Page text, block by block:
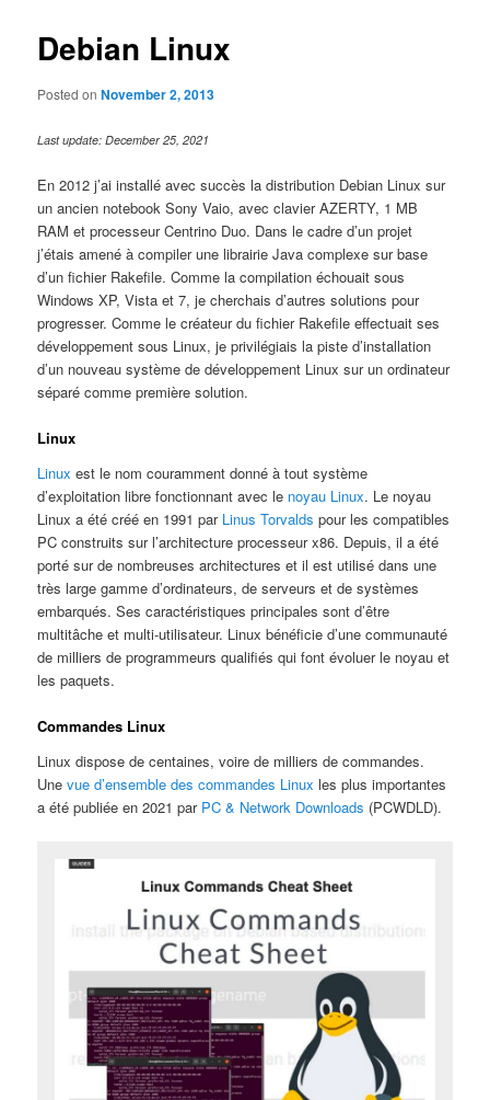
Debian Linux
Posted onNovember 2, 2013
Last update: December 25, 2021
En 2012 j’ai installé avec succès la distribution Debian Linux sur
un ancien notebook Sony Vaio, avec clavier AZERTY, 1 MB
RAM et processeur Centrino Duo. Dans le cadre d’un projet
j’étais amené à compiler une librairie Java complexe sur base
d’un fichier Rakefile. Comme la compilation échouait sous
Windows XP, Vista et 7, je cherchais d’autres solutions pour
progresser. Comme le créateur du fichier Rakefile effectuait ses
développement sous Linux, je privilégiais la piste d’installation
d’un nouveau système de développement Linux sur un ordinateur
séparé comme première solution.
Linux
Linux est le nom couramment donné à tout système
d’exploitation libre fonctionnant avec le noyau Linux. Le noyau
Linux a été créé en 1991 par Linus Torvalds pour les compatibles
PC construits sur l’architecture processeur x86. Depuis, il a été
porté sur de nombreuses architectures et il est utilisé dans une
très large gamme d’ordinateurs, de serveurs et de systèmes
embarqués. Ses caractéristiques principales sont d’être
multitâche et multi-utilisateur. Linux bénéficie d’une communauté
de milliers de programmeurs qualifiés qui font évoluer le noyau et
les paquets.
Commandes Linux
Linux dispose de centaines, voire de milliers de commandes.
Unevue d’ensemble des commandes Linux les plus importantes
a été publiée en 2021 par PC & Network Downloads (PCWDLD).